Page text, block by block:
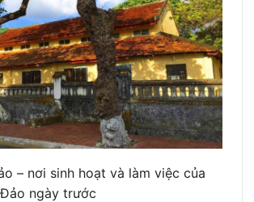
– nơi sinh hoạt và làm việc của
ngày trước